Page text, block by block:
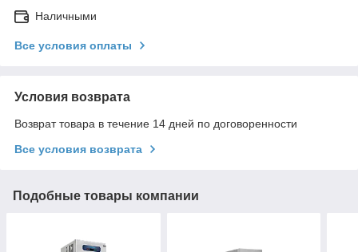
Наличными
Все условия оплаты
Условия возврата
Возврат товара в течение 14 дней по договоренности
Все условия возврата
Подобные товары компании